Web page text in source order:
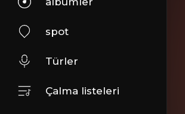
spot
Türler
Çalma listeleri